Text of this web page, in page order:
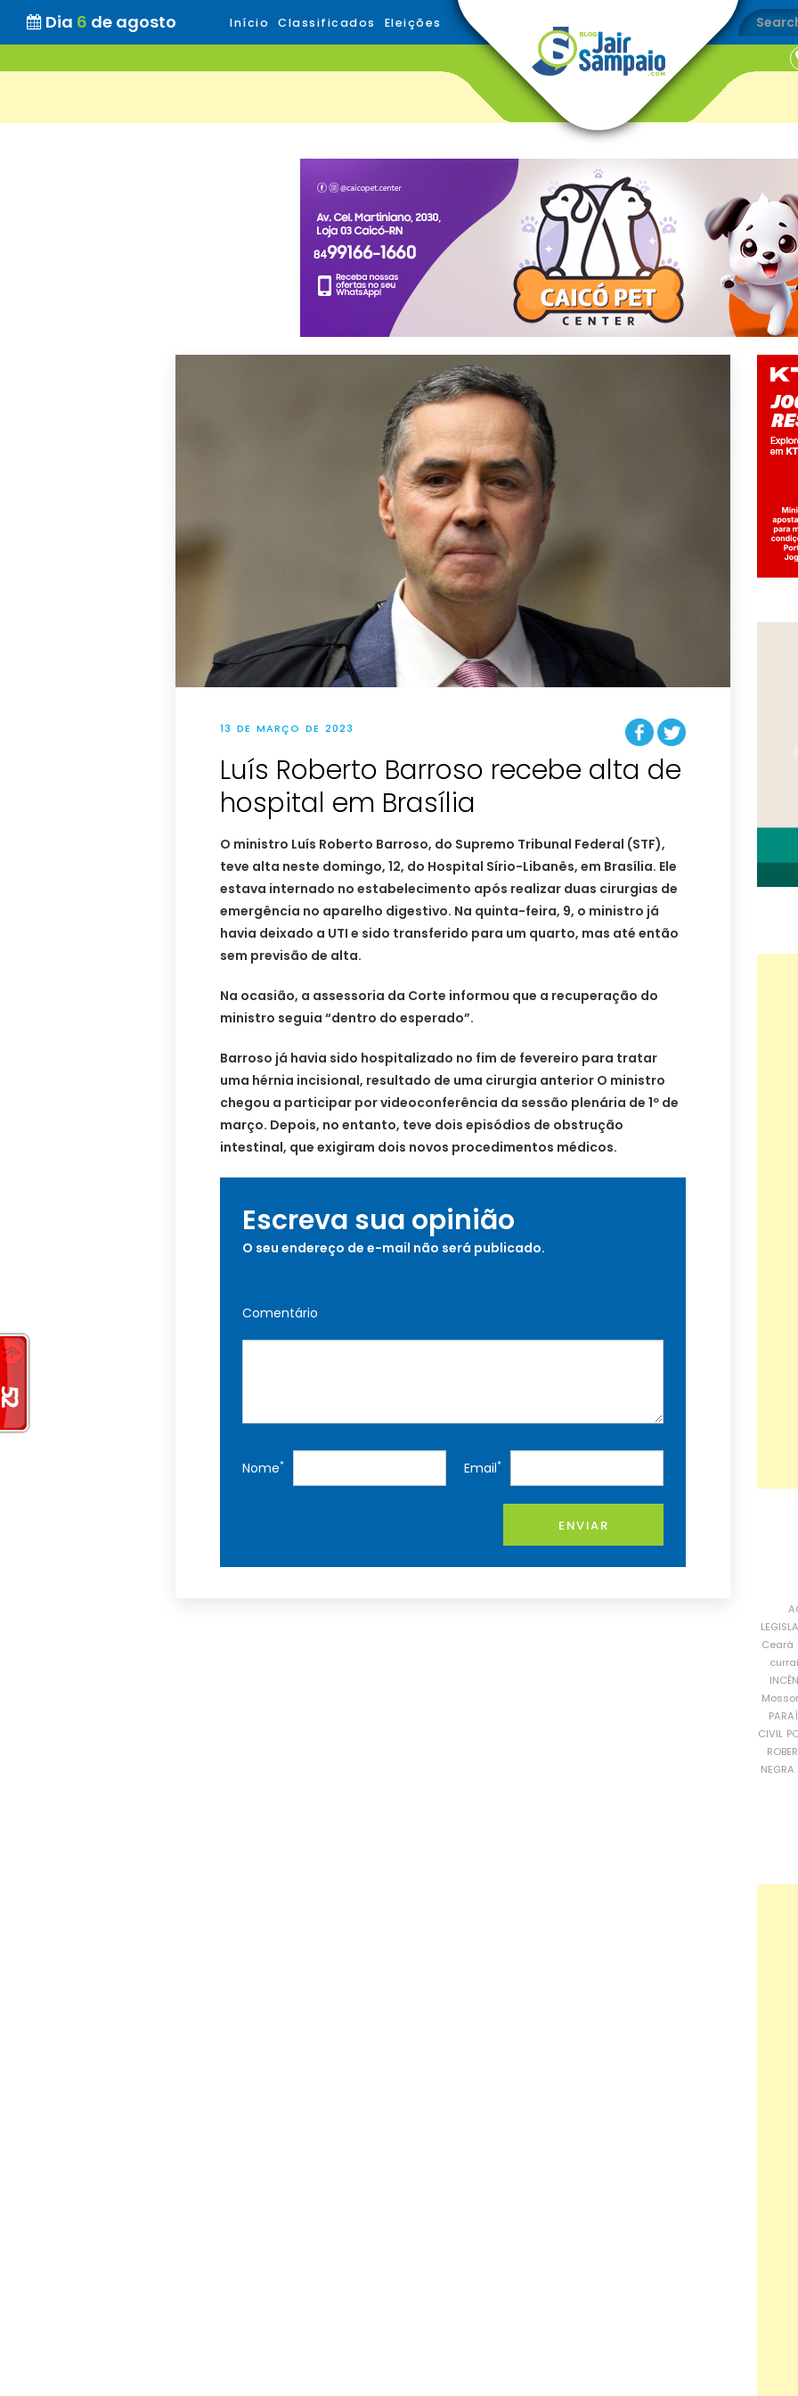
Dia 6 de agosto Início Classificados Eleições
13 DE MARÇO DE 2023
Luís Roberto Barroso recebe alta de
hospital em Brasília
O ministro Luís Roberto Barroso, do Supremo Tribunal Federal (STF),
teve alta neste domingo, 12, do Hospital Sírio-Libanês, em Brasília. Ele
estava internado no estabelecimento após realizar duas cirurgias de
emergência no aparelho digestivo. Na quinta-feira, 9, o ministro já
havia deixado a UTI e sido transferido para um quarto, mas até então
sem previsão de alta.
Na ocasião, a assessoria da Corte informou que a recuperação do
ministro seguia “dentro do esperado”.
Barroso já havia sido hospitalizado no fim de fevereiro para tratar
uma hérnia incisional, resultado de uma cirurgia anterior O ministro
chegou a participar por videoconferência da sessão plenária de 1º de
março. Depois, no entanto, teve dois episódios de obstrução
intestinal, que exigiram dois novos procedimentos médicos.
Escreva sua opinião
O seu endereço de e-mail não será publicado.
Comentário
Nome* Email*
ENVIAR
Ceará
CIVIL
NEGRA